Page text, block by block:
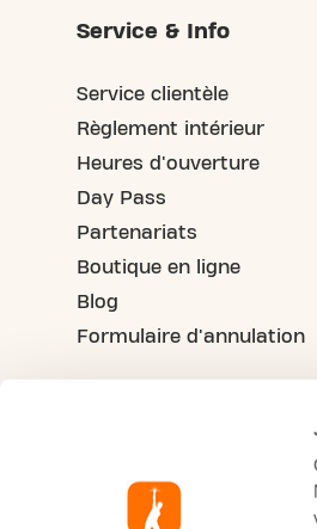
Service & Info
Service clientèle
Règlement intérieur
Heures d'ouverture
Day Pass
Partenariats
Boutique en ligne
Blog
Formulaire d'annulation